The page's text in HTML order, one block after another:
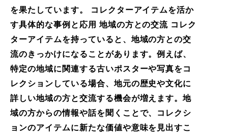
を果たしています。 コレクターアイテムを活か
す具体的な事例と応用 地域の方との交流 コレク
ターアイテムを持っていると、地域の方との交
流のきっかけになることがあります。例えば、
特定の地域に関連する古いポスターや写真をコ
レクションしている場合、地元の歴史や文化に
詳しい地域の方と交流する機会が増えます。地
域の方からの情報や話を聞くことで、コレクシ
ョンのアイテムに新たな価値や意味を見出すこ